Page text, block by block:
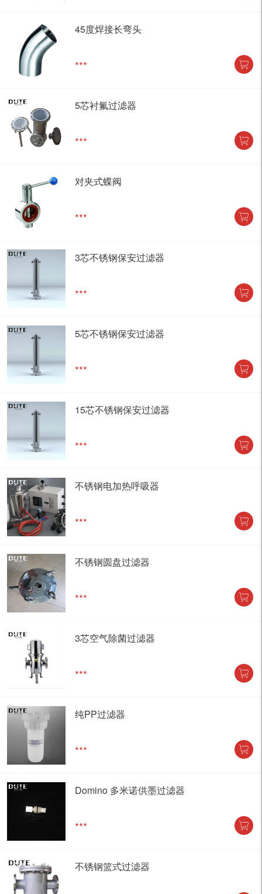
45度焊接长弯头
***
5芯衬氟过滤器
***
对夹式蝶阀
***
3芯不锈钢保安过滤器
***
5芯不锈钢保安过滤器
***
15芯不锈钢保安过滤器
***
不锈钢电加热呼吸器
***
不锈钢圆盘过滤器
***
3芯空气除菌过滤器
***
纯PP过滤器
***
Domino 多米诺供墨过滤器
***
不锈钢篮式过滤器